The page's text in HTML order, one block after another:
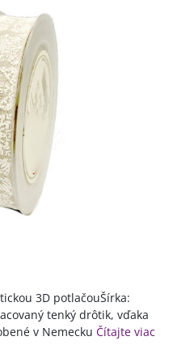
3D potlačouŠírka:
tenký drôtik, vďaka
v Nemecku Čítajte viac